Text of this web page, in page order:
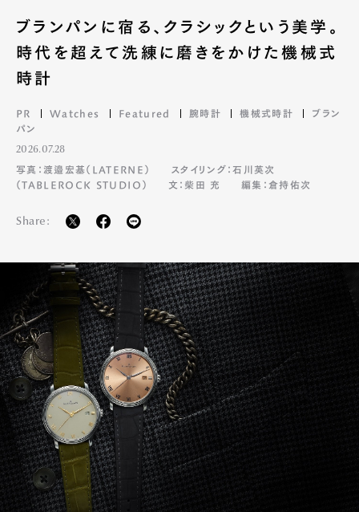
ブランパンに宿る、クラシックという美学。
時代を超えて洗練に磨きをかけた機械式
時計
PR Watches Featured 腕時計 機械式時計
ブラン
パン
2026.07.28
写真：渡邉宏基（LATERNE）
スタイリング：石川英次
（TABLEROCK STUDIO）
文：柴田 充 編集：倉持佑次
Share: